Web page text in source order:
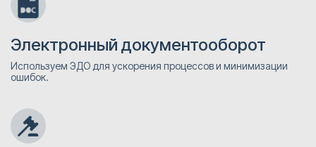
Электронный документооборот
Используем ЭДО для ускорения процессов и минимизации
ошибок.